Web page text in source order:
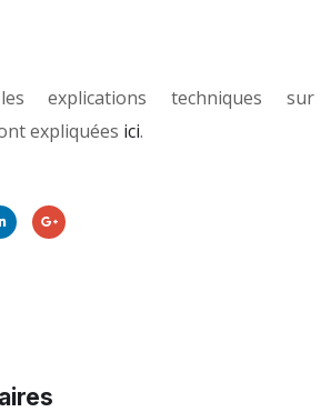
explications techniques sur
expliquées ici.